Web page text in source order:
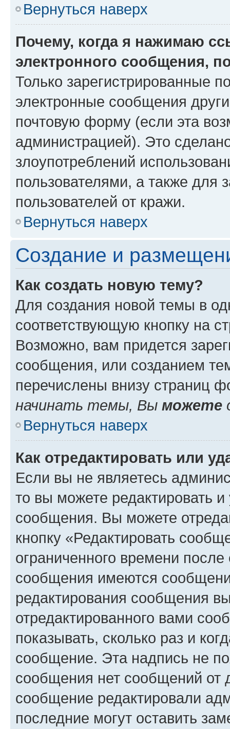
Вернуться наверх
Почему, когда я нажимаю
электронного сообщения,
Только зарегистрированные
электронные сообщения
почтовую форму (если эта
администрацией). Это
злоупотреблений
пользователями, а также для
пользователей от кражи.
Вернуться наверх
Создание и
Как создать новую тему?
Для создания новой темы в
соответствующую кнопку на
Возможно, вам придется
сообщения, или созданием
перечислены внизу страниц
начинать темы, Вы можете
Вернуться наверх
Как отредактировать или
Если вы не являетесь
то вы можете редактировать
сообщения. Вы можете
кнопку «Редактировать
ограниченного времени
сообщения имеются
редактирования сообщения
отредактированного вами
показывать, сколько раз и
сообщение. Эта надпись не
сообщения нет сообщений от
сообщение редактировали
последние могут оставить